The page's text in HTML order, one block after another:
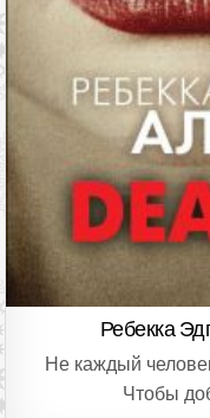
Ребекка
Не каждый
Чтобы